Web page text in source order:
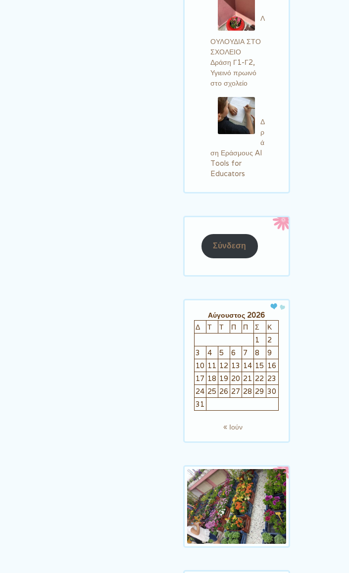
Λ
ΟΥΛΟΥΔΙΑ ΣΤΟ
ΣΧΟΛΕΙΟ
Δράση Γ1-Γ2,
Υγιεινό πρωινό
στο σχολείο
Δ
ρ
ά
ση Εράσμους AI
Tools for
Educators
Σύνδεση
Αύγουστος 2026
Δ
Τ Τ Π Π Σ
Κ
1
2
3
4 5 6 7 8
9
10 11 12 13 14 15 16
17 18 19 20 21 22 23
24 25 26 27 28 29 30
31
« Ιούν